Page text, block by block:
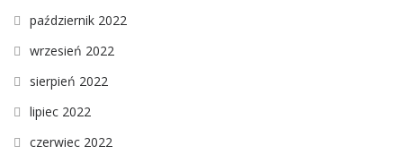
październik 2022
wrzesień 2022
sierpień 2022
lipiec 2022
czerwiec 2022